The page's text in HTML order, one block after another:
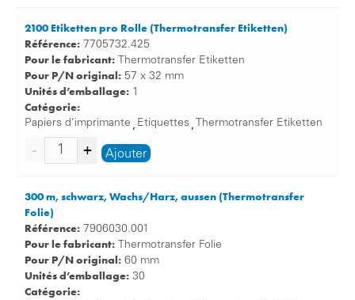
2100 Etiketten pro Rolle (Thermotransfer Etiketten)
Référence: 7705732.425
Pour le fabricant: Thermotransfer Etiketten
Pour P/N original: 57 x 32 mm
Unités d’emballage: 1
Catégorie:
Papiers d’imprimante , Etiquettes , Thermotransfer Etiketten
Ajouter
300 m, schwarz, Wachs/Harz, aussen (Thermotransfer
Folie)
Référence: 7906030.001
Pour le fabricant: Thermotransfer Folie
Pour P/N original: 60 mm
Unités d’emballage: 30
Catégorie: